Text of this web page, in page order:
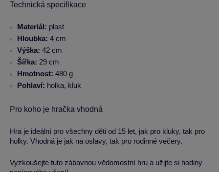
Technická specifikace
Materiál: plast
Hloubka: 4 cm
Výška: 42 cm
Šířka: 29 cm
Hmotnost: 480 g
Pohlaví: holka, kluk
Pro koho je hračka vhodná
Hra je ideální pro všechny děti od 15 let, jak pro kluky, tak pro
holky. Vhodná je jak na oslavy, tak pro rodinné večery.
Vyzkoušejte tuto zábavnou vědomostní hru a užijte si hodiny